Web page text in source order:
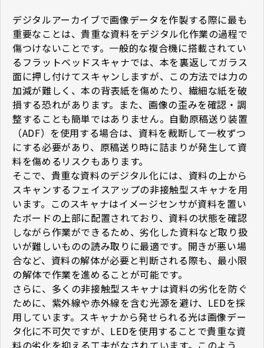
デジタルアーカイブで画像データを作製する際に最も
重要なことは、貴重な資料をデジタル化作業の過程で
傷つけないことです。一般的な複合機に搭載されてい
るフラットベッドスキャナでは、本を裏返してガラス
面に押し付けてスキャンしますが、この方法では力の
加減が難しく、本の背表紙を傷めたり、繊細な紙を破
損する恐れがあります。また、画像の歪みを確認・調
整することも簡単ではありません。自動原稿送り装置
（ADF）を使用する場合は、資料を裁断して一枚ずつ
にする必要があり、原稿送り時に詰まりが発生して資
料を傷めるリスクもあります。
そこで、貴重な資料のデジタル化には、資料の上から
スキャンするフェイスアップの非接触型スキャナを用
います。このスキャナはイメージセンサが資料を置い
たボードの上部に配置されており、資料の状態を確認
しながら作業ができるため、劣化した資料など取り扱
いが難しいものの読み取りに最適です。開きが悪い場
合など、資料の解体が必要と判断される際も、最小限
の解体で作業を進めることが可能です。
さらに、多くの非接触型スキャナは資料の劣化を防ぐ
ために、紫外線や赤外線を含む光源を避け、LEDを採
用しています。スキャナから発せられる光は画像デー
タ化に不可欠ですが、LEDを使用することで貴重な資
料の劣化を抑える工夫がなされています。このよう